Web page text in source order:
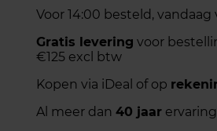
Voor 14:00 besteld, vandaag
Gratis levering voor
€125 excl btw
Kopen via iDeal of op
Al meer dan 40 jaar